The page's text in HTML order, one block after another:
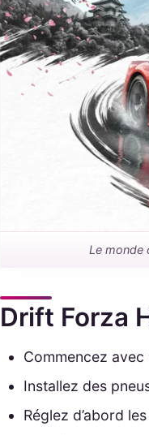
Le monde
Drift Forza
Commencez
Installez des
Réglez d’abord